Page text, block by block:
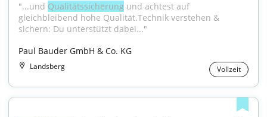
"...und Qualitätssicherung und achtest auf
gleichbleibend hohe Qualität.Technik verstehen &
sichern: Du unterstützt dabei..."
Paul Bauder GmbH & Co. KG
Landsberg Vollzeit